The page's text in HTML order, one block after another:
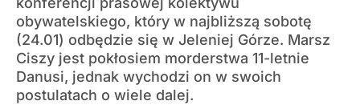
obywatelskiego, który w najbliższą sobotę
(24.01) odbędzie się w Jeleniej Górze. Marsz
Ciszy jest pokłosiem morderstwa 11-letnie
Danusi, jednak wychodzi on w swoich
postulatach o wiele dalej.